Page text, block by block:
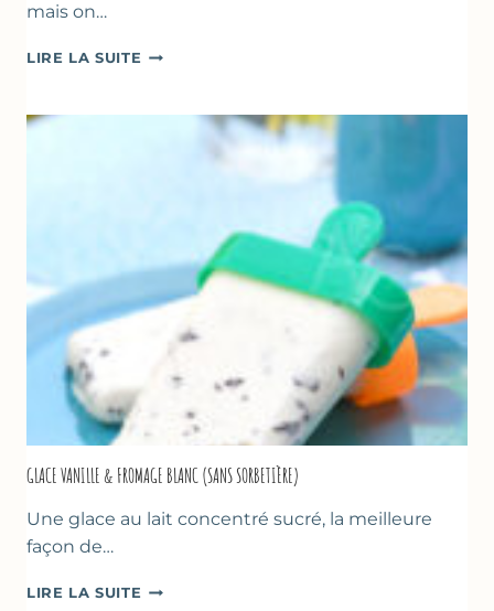
mais on…
LIRE LA SUITE COMME
À
COURGETTE…
GLACE VANILLE & FROMAGE BLANC (SANS SORBETIÈRE)
Une glace au lait concentré sucré, la meilleure
façon de…
LIRE LA SUITE GLACE